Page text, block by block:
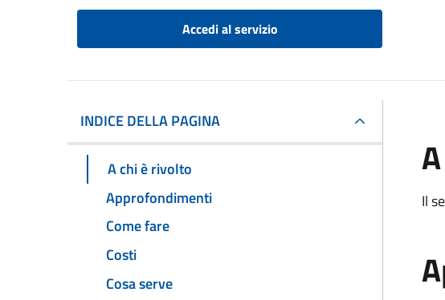
Accedi al servizio
INDICE DELLA PAGINA
A chi è rivolto
Approfondimenti
Come fare
Costi
Cosa serve
Il